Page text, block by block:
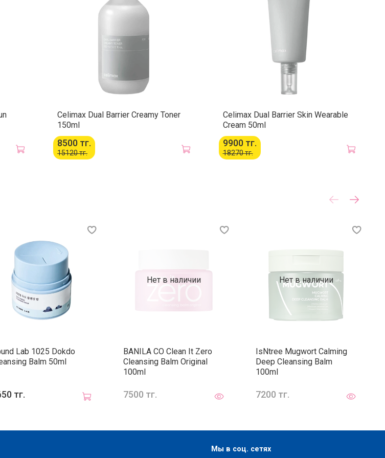
Способ применения:
Нанесите небольшое количество бальзама на сухую кожу
лица, аккуратно помассируйте до растворения макияжа, затем
добавьте воду для эмульгирования и тщательно смойте
тёплой водой. При необходимости продолжите очищение
пенкой или гелем.
Celimax Dual Barrier Creamy Toner
150ml
8500 тг.
15120 тг.
Celimax Dual Barrier Skin Wearable
Cream 50ml
9900 тг.
18270 тг.
Lab 1025 Dokdo
Balm 50ml
тг.
Нет в наличии
BANILA CO Clean It Zero
Cleansing Balm Original
100ml
7500 тг.
Нет в наличии
IsNtree Mugwort Calming
Deep Cleansing Balm
100ml
7200 тг.
Мы в соц. сетях